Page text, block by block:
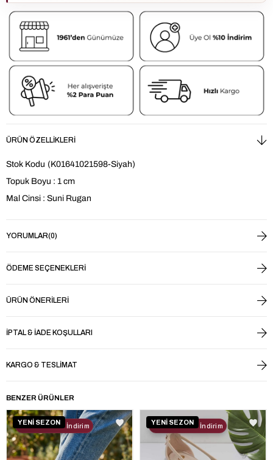
ÜRÜN ÖZELLIKLERI
Stok Kodu (K01641021598-Siyah)
Topuk Boyu : 1 cm
Mal Cinsi : Suni Rugan
YORUMLAR(0)
ÖDEME SEÇENEKLERI
ÜRÜN ÖNERILERI
İPTAL & İADE KOŞULLARI
KARGO & TESLIMAT
BENZER ÜRÜNLER
YENİ SEZON
2. Ürüne %30 İndirim YENİ SEZON
2. Ürüne %30 İndirim